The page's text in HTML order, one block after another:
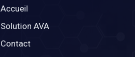
Accueil
Solution AVA
Contact